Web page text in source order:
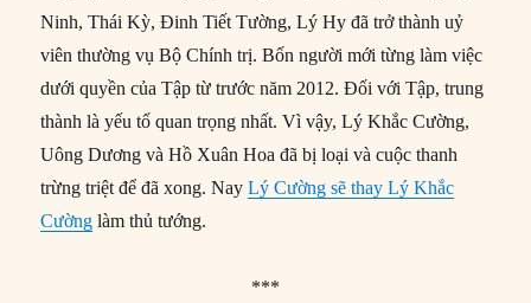
Ninh, Thái Kỳ, Đinh Tiết Tường, Lý Hy đã trở thành uỷ
viên thường vụ Bộ Chính trị. Bốn người mới từng làm việc
dưới quyền của Tập từ trước năm 2012. Đối với Tập, trung
thành là yếu tố quan trọng nhất. Vì vậy, Lý Khắc Cường,
Uông Dương và Hồ Xuân Hoa đã bị loại và cuộc thanh
trừng triệt để đã xong. NayLý Cường sẽ thay Lý Khắc
Cường làm thủ tướng.
***